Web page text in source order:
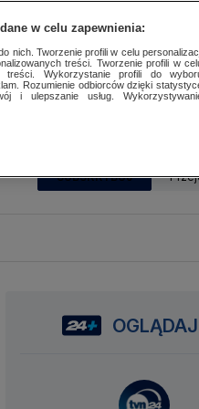
SUBSKRYBUJ
w celu zapewnienia:
nich. Tworzenie profili w celu
treści. Tworzenie profili w
treści. Wykorzystanie profili do
Rozumienie odbiorców dzięki
i ulepszanie usług.